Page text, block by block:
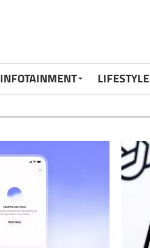
INFOTAINMENT LIFESTYLE